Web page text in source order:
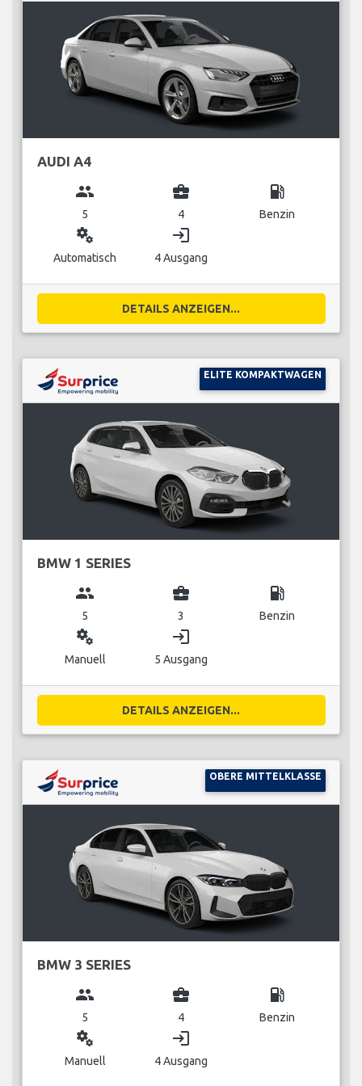
AUDI A4
group
5
business_center
4
local_gas_station
Benzin
miscellaneous_services
Automatisch
login
4 Ausgang
DETAILS ANZEIGEN...
ELITE KOMPAKTWAGEN
BMW 1 SERIES
group
5
business_center
3
local_gas_station
Benzin
miscellaneous_services
Manuell
login
5 Ausgang
DETAILS ANZEIGEN...
OBERE MITTELKLASSE
BMW 3 SERIES
group
5
business_center
4
local_gas_station
Benzin
miscellaneous_services
Manuell
login
4 Ausgang